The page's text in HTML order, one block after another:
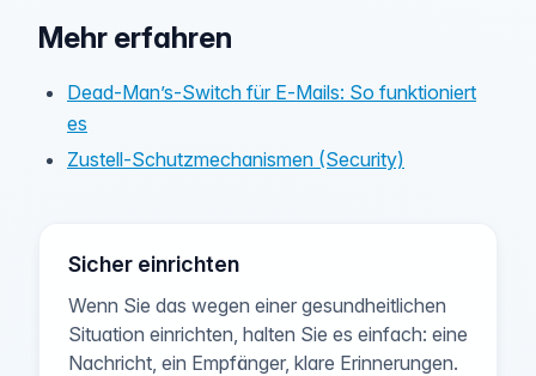
Mehr erfahren
Dead-Man’s-Switch für E‑Mails: So funktioniert
es
Zustell‑Schutzmechanismen (Security)
Sicher einrichten
Wenn Sie das wegen einer gesundheitlichen
Situation einrichten, halten Sie es einfach: eine
Nachricht, ein Empfänger, klare Erinnerungen.